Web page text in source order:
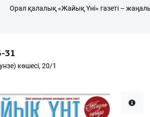
Қ.Жұмағалиев (Фрунзе)
Орал қалалық «Жайық Үні» газеті –
31
көшесі, 20/1